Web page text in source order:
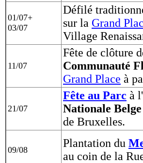
01/07+
03/07
Défilé
sur la Grand
Village
11/07
Fête de clôture
Communauté
Grand Place à
21/07
Fête au Parc à
Nationale Belge
de Bruxelles.
09/08
Plantation du
au coin de la